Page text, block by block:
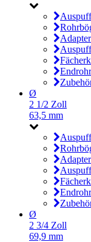
Adapter
Ø
2 1/2 Zoll
63,5 mm
Adapter
Ø
2 3/4 Zoll
69,9 mm